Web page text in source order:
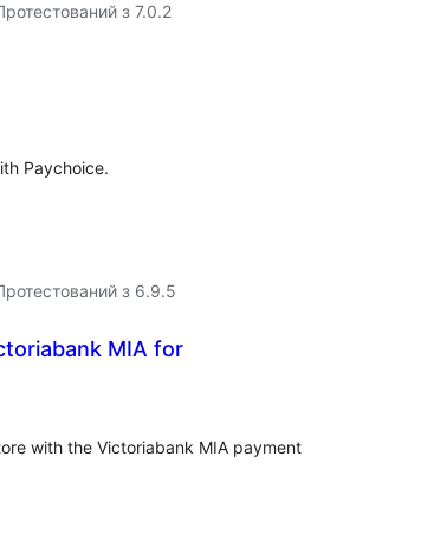
з 7.0.2
Paychoice.
з 6.9.5
MIA for
with the Victoriabank MIA payment